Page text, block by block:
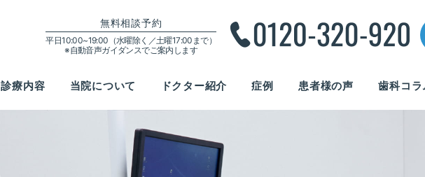
無料相談予約
平日10:00~19:00（水曜除く／土曜17:00まで）
※自動音声ガイダンスでご案内します
診療内容 当院について ドクター紹介 症例 患者様の声 歯科コラ